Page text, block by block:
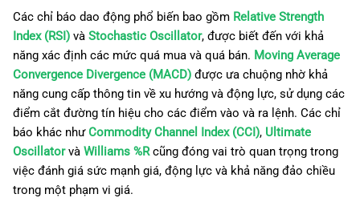
Русский
Türkçe
h
Các chỉ báo dao động phổ biến bao gồm Relative Strength
Index (RSI) và Stochastic Oscillator, được biết đến với khả
năng xác định các mức quá mua và quá bán. Moving Average
Convergence Divergence (MACD) được ưa chuộng nhờ khả
năng cung cấp thông tin về xu hướng và động lực, sử dụng các
điểm cắt đường tín hiệu cho các điểm vào và ra lệnh. Các chỉ
báo khác nhưCommodity Channel Index (CCI), Ultimate
Oscillatorvà Williams %Rcũng đóng vai trò quan trọng trong
việc đánh giá sức mạnh giá, động lực và khả năng đảo chiều
trong một phạm vi giá.